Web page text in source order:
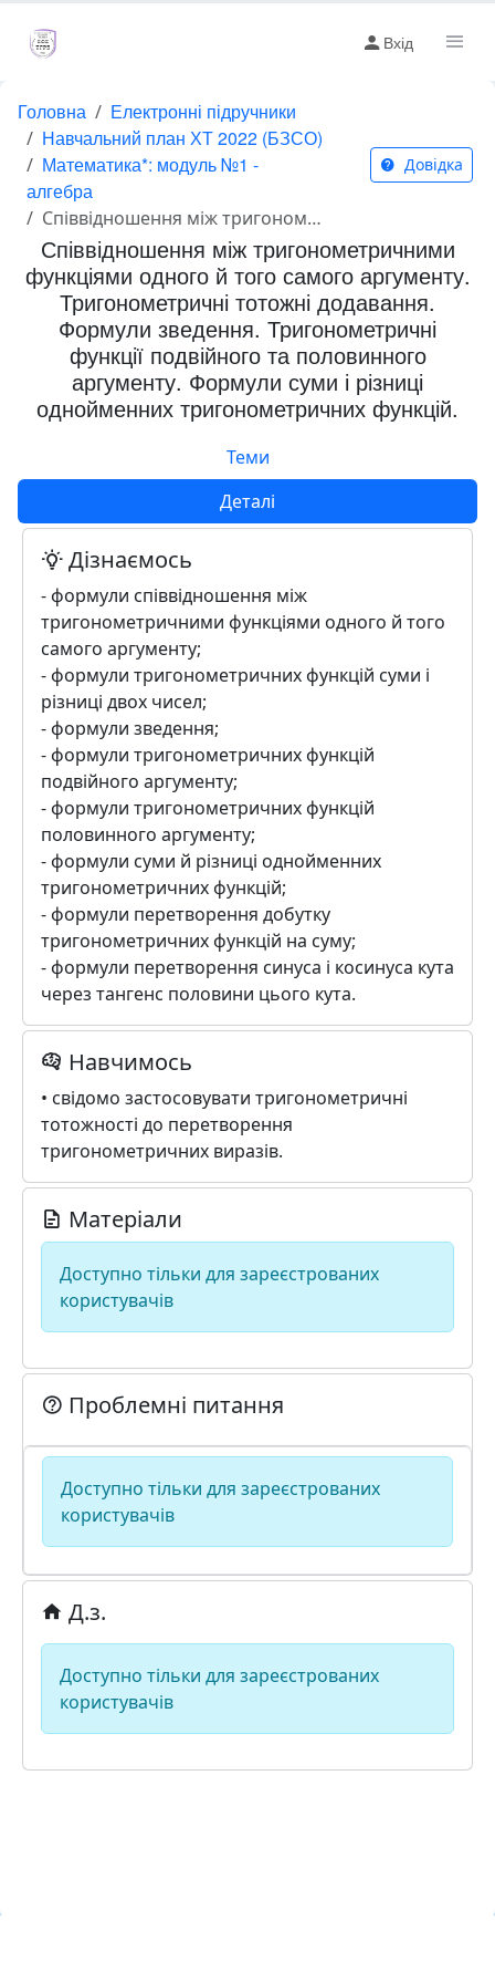
Вхід
Головна
Електронні підручники
Навчальний план ХТ 2022 (БЗСО)
Математика*: модуль №1 -
алгебра
Співвідношення між тригонометричними функціями одного й того самого аргументу. Тригонометричні тотожні додавання. Формули зведення. Тригонометричні функції подвійного та половинного аргументу. Формули суми і різниці однойменних тригонометричних функцій.
Довідка
Співвідношення між тригонометричними
функціями одного й того самого аргументу.
Тригонометричні тотожні додавання.
Формули зведення. Тригонометричні
функції подвійного та половинного
аргументу. Формули суми і різниці
однойменних тригонометричних функцій.
Теми
Деталі
Дізнаємось
- формули співвідношення між
тригонометричними функціями одного й того
самого аргументу;
- формули тригонометричних функцій суми і
різниці двох чисел;
- формули зведення;
- формули тригонометричних функцій
подвійного аргументу;
- формули тригонометричних функцій
половинного аргументу;
- формули суми й різниці однойменних
тригонометричних функцій;
- формули перетворення добутку
тригонометричних функцій на суму;
- формули перетворення синуса і косинуса кута
через тангенс половини цього кута.
Навчимось
• свідомо застосовувати тригонометричні
тотожності до перетворення
тригонометричних виразів.
Матеріали
Доступно тільки для зареєстрованих
користувачів
Проблемні питання
Доступно тільки для зареєстрованих
користувачів
Д.з.
Доступно тільки для зареєстрованих
користувачів